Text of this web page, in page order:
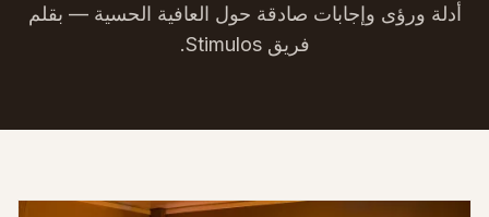
أدلة ورؤى وإجابات صادقة حول العافية الحسية — بقلم
فريق Stimulos.